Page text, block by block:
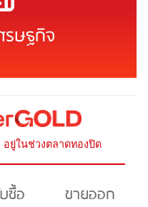
รษฐกิจ
อยู่ในช่วงตลาดทองปิด
ซื้อ ขายออก